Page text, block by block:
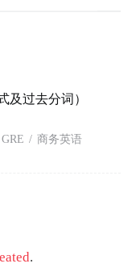
及过去分词）
GRE / 商务英语
.